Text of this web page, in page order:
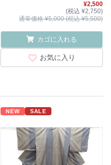
¥2,500
(税込 ¥2,750)
通常価格 ¥5,000 (税込 ¥5,500)
カゴに入れる
お気に入り
NEW SALE